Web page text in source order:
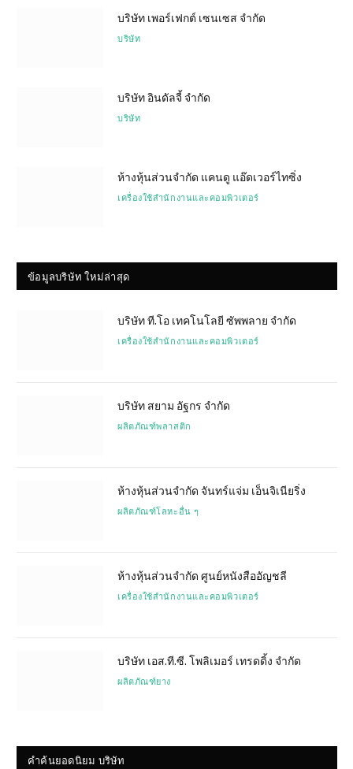
บริษัท เพอร์เฟกต์ เซนเซส จำกัด
บริษัท
บริษัท อินดัลจี้ จำกัด
บริษัท
ห้างหุ้นส่วนจำกัด แคนดู แอ๊ดเวอร์ไทซิ่ง
เครื่องใช้สำนักงานและคอมพิวเตอร์
ข้อมูลบริษัท ใหม่ล่าสุด
บริษัท ที.โอ เทคโนโลยี ซัพพลาย จำกัด
เครื่องใช้สำนักงานและคอมพิวเตอร์
บริษัท สยาม อัฐกร จำกัด
ผลิตภัณฑ์พลาสติก
ห้างหุ้นส่วนจำกัด จันทร์แจ่ม เอ็นจิเนียริ่ง
ผลิตภัณฑ์โลหะอื่น ๆ
ห้างหุ้นส่วนจำกัด ศูนย์หนังสืออัญชลี
เครื่องใช้สำนักงานและคอมพิวเตอร์
บริษัท เอส.ที.ซี. โพลิเมอร์ เทรดดิ้ง จำกัด
ผลิตภัณฑ์ยาง
คำค้นยอดนิยม บริษัท